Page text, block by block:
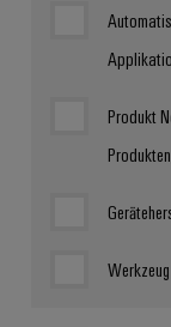
Produkt